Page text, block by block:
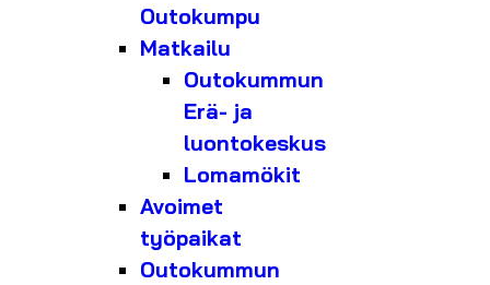
Outokumpu
Matkailu
Outokummun
Erä- ja
luontokeskus
Lomamökit
Avoimet
työpaikat
Outokummun